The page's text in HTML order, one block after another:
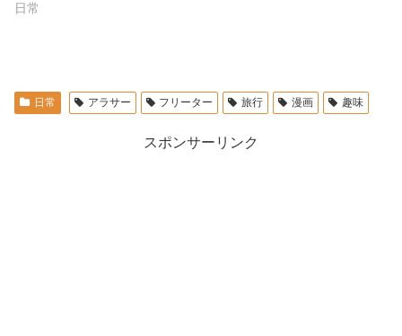
日常
日常 アラサー フリーター 旅行 漫画 趣味
スポンサーリンク